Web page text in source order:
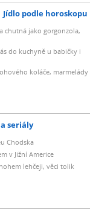
Jídlo podle horoskopu
chutná jako gorgonzola,
do kuchyně u babičky i
koláče, marmelády
seriály
Chodska
v Jižní Americe
lehčeji, věci tolik